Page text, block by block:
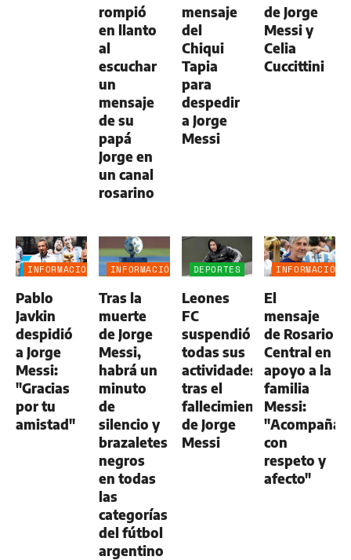
rompió
en llanto
al
escuchar
un
mensaje
de su
papá
Jorge en
un canal
rosarino
mensaje
del
Chiqui
Tapia
para
despedir
a Jorge
Messi
de Jorge
Messi y
Celia
Cuccittini
INFORMACIÓN
Pablo
Javkin
despidió
a Jorge
Messi:
"Gracias
por tu
amistad"
INFORMACIÓN
Tras la
muerte
de Jorge
Messi,
habrá un
minuto
de
silencio y
brazaletes
negros
en todas
las
categorías
del fútbol
argentino
DEPORTES
Leones
FC
suspendió
todas sus
actividades
tras el
fallecimiento
de Jorge
Messi
INFORMACIÓN
El
mensaje
de Rosario
Central en
apoyo a la
familia
Messi:
con
respeto y
afecto"